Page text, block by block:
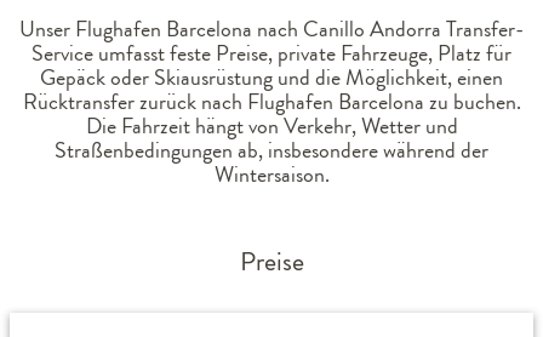
Unser Flughafen Barcelona nach Canillo Andorra Transfer-
Service umfasst feste Preise, private Fahrzeuge, Platz für
Gepäck oder Skiausrüstung und die Möglichkeit, einen
Rücktransfer zurück nach Flughafen Barcelona zu buchen.
Die Fahrzeit hängt von Verkehr, Wetter und
Straßenbedingungen ab, insbesondere während der
Wintersaison.
Preise